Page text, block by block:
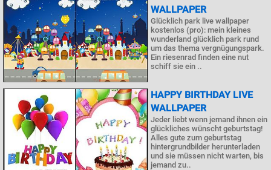
WALLPAPER
Glücklich park live wallpaper
kostenlos (pro): mein kleines
wunderland glücklich park rund
um das thema vergnügungspark.
Ein riesenrad finden eine nut
schiff sie ein ..
HAPPY BIRTHDAY LIVE
WALLPAPER
Jeder liebt wenn jemand ihnen ein
glückliches wünscht geburtstag!
Alles gute zum geburtstag
hintergrundbilder herunterladen
und sie müssen nicht warten, bis
jemand zu..